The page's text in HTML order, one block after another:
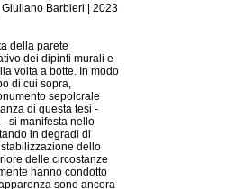
Barbieri | 2023
della parete
dei dipinti murali e
volta a botte. In modo
di cui sopra,
sepolcrale
di questa tesi -
si manifesta nello
in degradi di
dello
delle circostanze
hanno condotto
sono ancora